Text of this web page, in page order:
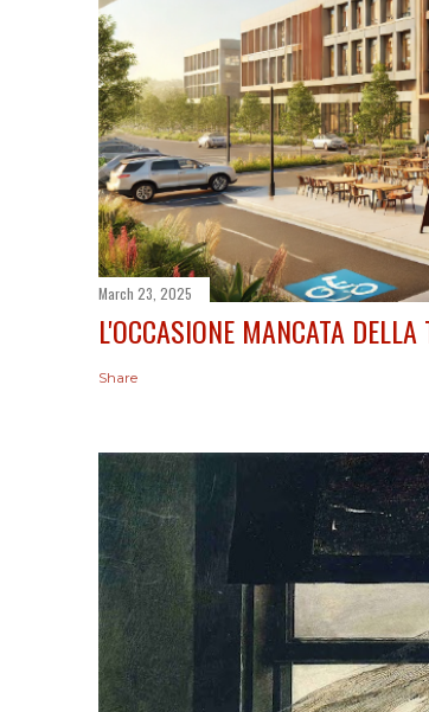
March 23, 2025
L'OCCASIONE MANCATA
Share